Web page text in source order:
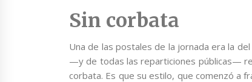
Sin corbata
Una de las postales de la jornada era la
—y de todas las reparticiones públicas—
corbata. Es que su estilo, que comenzó a